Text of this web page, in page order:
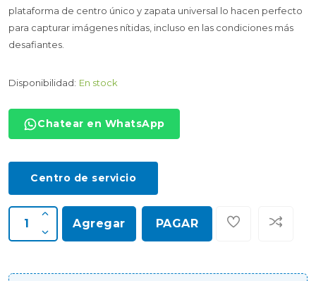
plataforma de centro único y zapata universal lo hacen perfecto
para capturar imágenes nítidas, incluso en las condiciones más
desafiantes.
Disponibilidad: En stock
Chatear en WhatsApp
Centro de servicio
Agregar PAGAR